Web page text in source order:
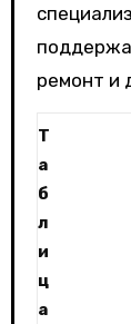
ремонт и
Т
а
б
л
и
ц
а